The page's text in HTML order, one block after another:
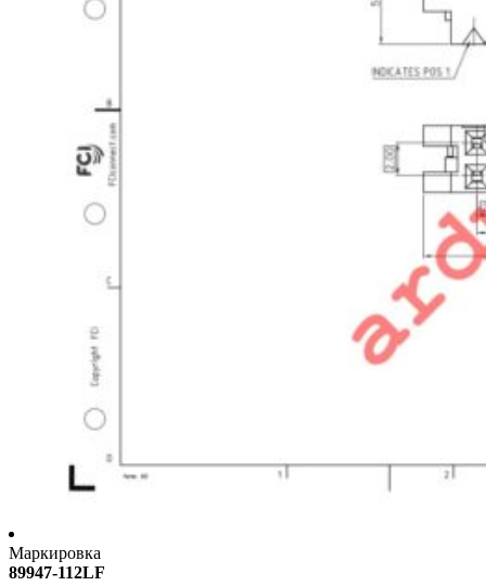
Маркировка
89947-112LF